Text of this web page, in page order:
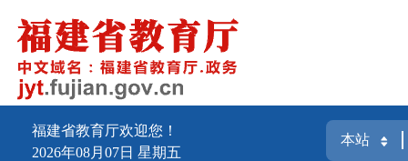
福建省教育厅欢迎您！
2026年08月07日 星期五